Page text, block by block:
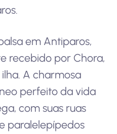
em Antiparos,
recebido por Chora,
A charmosa
perfeito da vida
com suas ruas
paralelepípedos